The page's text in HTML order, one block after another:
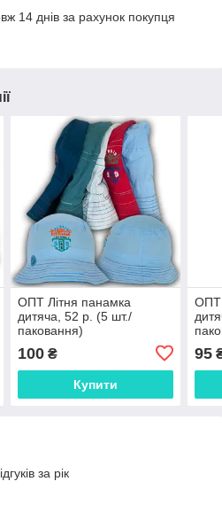
14 днів за рахунок покупця
ОПТ Літня панамка
дитяча, 52 р. (5 шт./
паковання)
100₴
Купити
ОПТ
95
за рік